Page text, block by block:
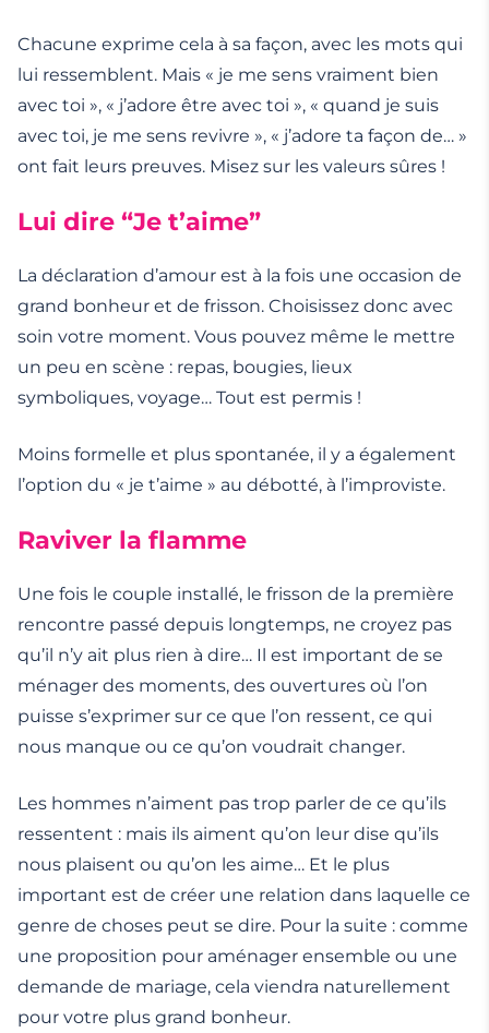
Chacune exprime cela à sa façon, avec les mots qui
lui ressemblent. Mais « je me sens vraiment bien
avec toi », « j’adore être avec toi », « quand je suis
avec toi, je me sens revivre », « j’adore ta façon de… »
ont fait leurs preuves. Misez sur les valeurs sûres !
Lui dire “Je t’aime”
La déclaration d’amour est à la fois une occasion de
grand bonheur et de frisson. Choisissez donc avec
soin votre moment. Vous pouvez même le mettre
un peu en scène : repas, bougies, lieux
symboliques, voyage… Tout est permis !
Moins formelle et plus spontanée, il y a également
l’option du « je t’aime » au débotté, à l’improviste.
Raviver la flamme
Une fois le couple installé, le frisson de la première
rencontre passé depuis longtemps, ne croyez pas
qu’il n’y ait plus rien à dire… Il est important de se
ménager des moments, des ouvertures où l’on
puisse s’exprimer sur ce que l’on ressent, ce qui
nous manque ou ce qu’on voudrait changer.
Les hommes n’aiment pas trop parler de ce qu’ils
ressentent : mais ils aiment qu’on leur dise qu’ils
nous plaisent ou qu’on les aime… Et le plus
important est de créer une relation dans laquelle ce
genre de choses peut se dire. Pour la suite : comme
une proposition pour aménager ensemble ou une
demande de mariage, cela viendra naturellement
pour votre plus grand bonheur.